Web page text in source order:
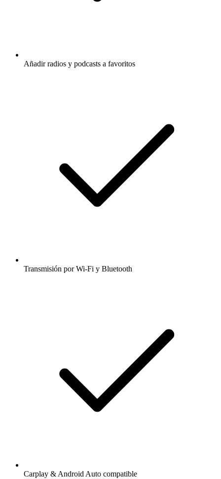
Añadir radios y podcasts a favoritos
Transmisión por Wi-Fi y Bluetooth
Carplay & Android Auto compatible